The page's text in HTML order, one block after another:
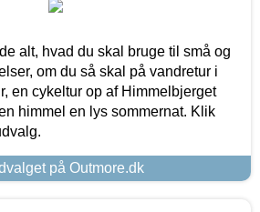
alt, hvad du skal bruge til små og
om du så skal på vandretur i
en cykeltur op af Himmelbjerget
himmel en lys sommernat. Klik
på Outmore.dk